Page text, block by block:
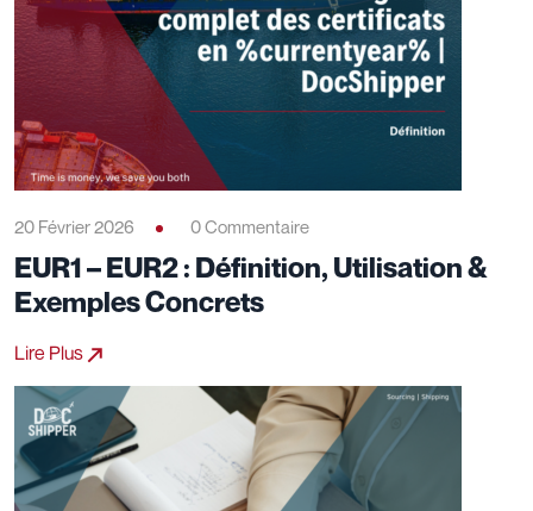
20 Février 2026 0 Commentaire
EUR1 – EUR2 : Définition, Utilisation &
Exemples Concrets
Lire Plus